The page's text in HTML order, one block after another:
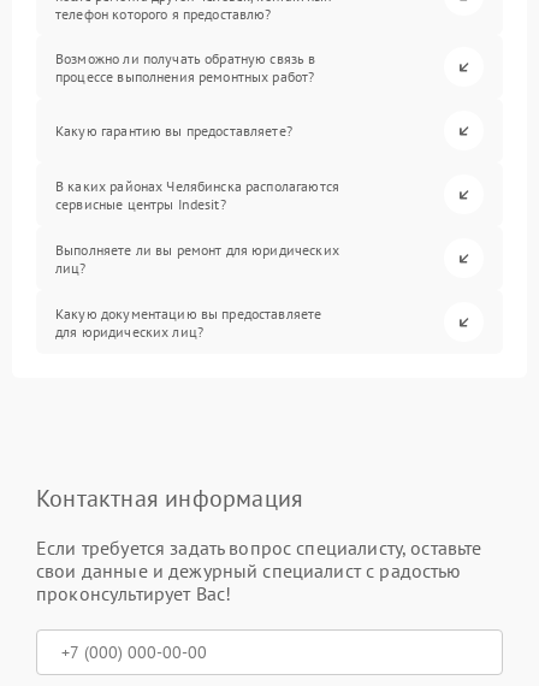
телефон которого я предоставлю?
Возможно ли получать обратную связь в
процессе выполнения ремонтных работ?
Какую гарантию вы предоставляете?
В каких районах Челябинска располагаются
сервисные центры Indesit?
Выполняете ли вы ремонт для юридических
лиц?
Какую документацию вы предоставляете
для юридических лиц?
Контактная информация
Если требуется задать вопрос специалисту, оставьте
свои данные и дежурный специалист с радостью
проконсультирует Вас!